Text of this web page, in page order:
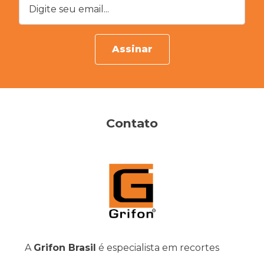
Assinar
Contato
A Grifon Brasil é especialista em recortes